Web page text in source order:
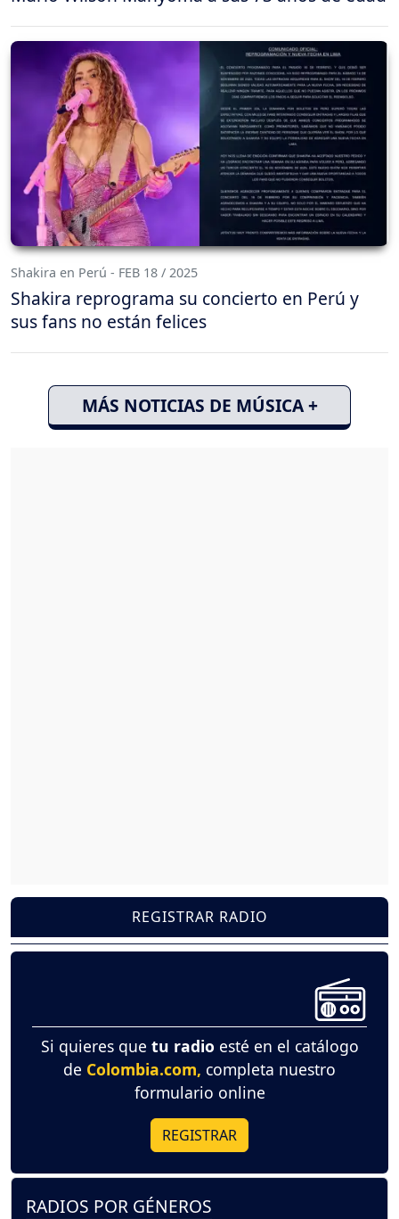
Shakira en Perú - FEB 18 / 2025
Shakira reprograma su concierto en Perú y
sus fans no están felices
MÁS NOTICIAS DE MÚSICA +
REGISTRAR RADIO
Si quieres que tu radio esté en el catálogo
de Colombia.com, completa nuestro
formulario online
REGISTRAR
RADIOS POR GÉNEROS